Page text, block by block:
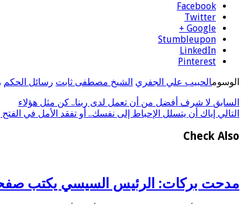
Facebook
Twitter
Google +
Stumbleupon
LinkedIn
Pinterest
الوسومالحبيب علي الجفري الشيخ مصطفى ثابت رسائل الحكم
السابق لا شرف أفضل من أن تعمل لدى ربنا.. كن مثل هؤلاء
التالي إياك أن يتسلل الإحباط إلى نفسك.. أو تفقد الأمل في الفتح
Check Also
مدحت بركات: الرئيس السيسي يكتب صفحة